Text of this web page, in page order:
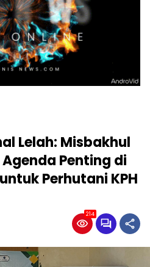
Lelah: Misbakhul
Penting di
Perhutani KPH
214